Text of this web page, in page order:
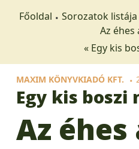
Főoldal Sorozatok listája
Az éhes
« Egy kis
MAXIM KÖNYVKIADÓ KFT.
Egy kis boszi
Az